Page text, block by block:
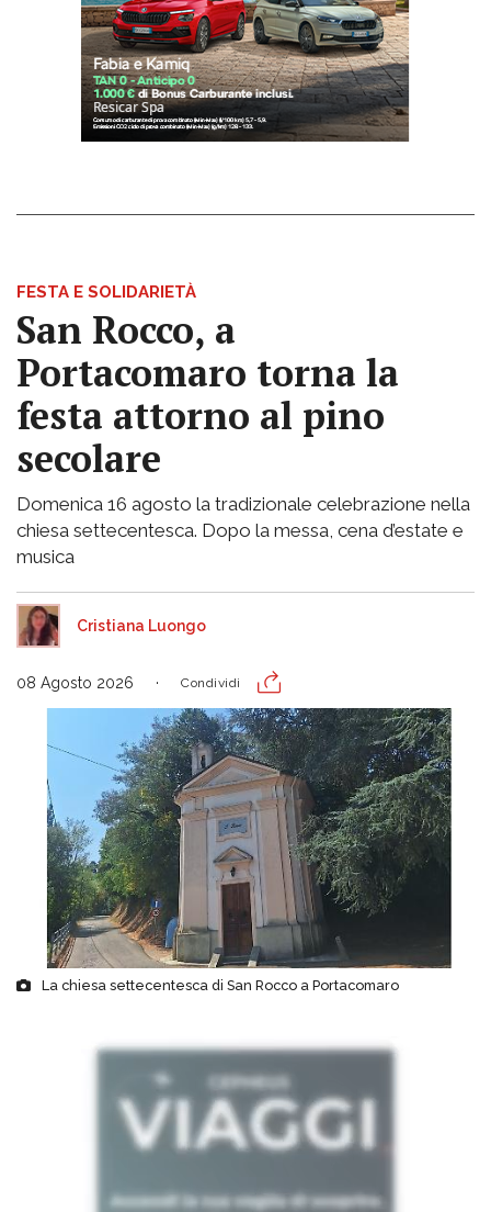
FESTA E SOLIDARIETÀ
San Rocco, a
Portacomaro torna la
festa attorno al pino
secolare
Domenica 16 agosto la tradizionale celebrazione nella
chiesa settecentesca. Dopo la messa, cena d’estate e
musica
Cristiana Luongo
08 Agosto 2026 Condividi
La chiesa settecentesca di San Rocco a Portacomaro